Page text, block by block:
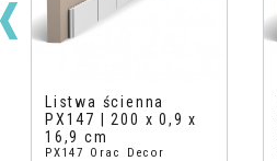
Listwa ścienna
PX147 | 200 x 0,9 x
16,9 cm
PX147 Orac Decor